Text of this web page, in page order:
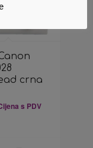
crna
s PDV